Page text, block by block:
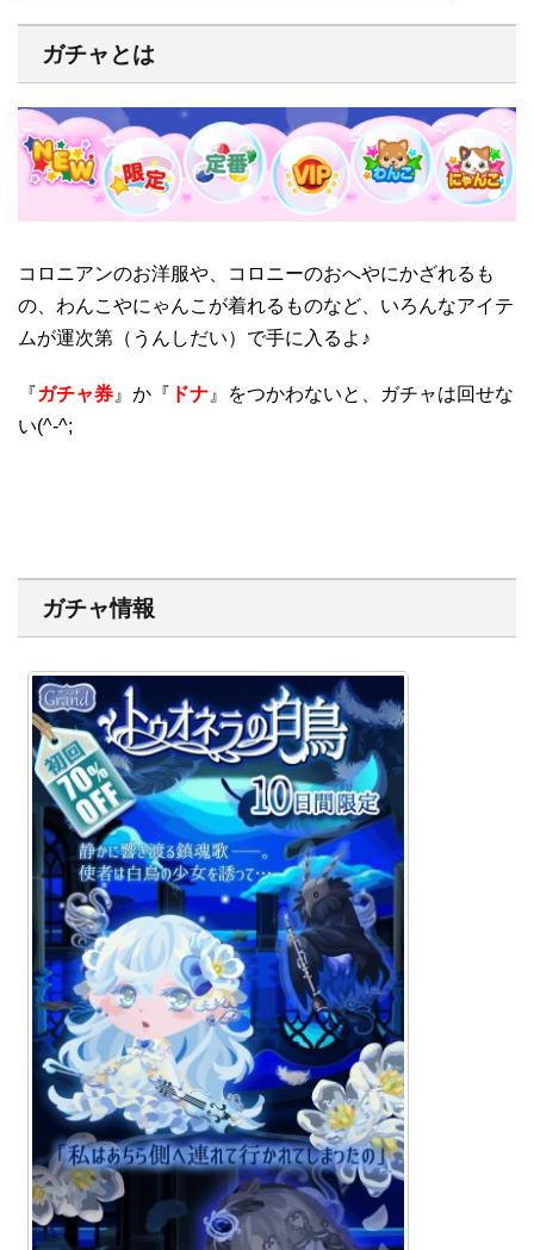
ガチャとは
コロニアンのお洋服や、コロニーのおへやにかざれるも
の、わんこやにゃんこが着れるものなど、いろんなアイテ
ムが運次第（うんしだい）で手に入るよ♪
『ガチャ券 』か『 ドナ 』をつかわないと、ガチャは回せな
い(^-^;
ガチャ情報